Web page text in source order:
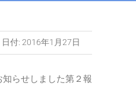
日付: 2016年1月27日
らせしました第２報